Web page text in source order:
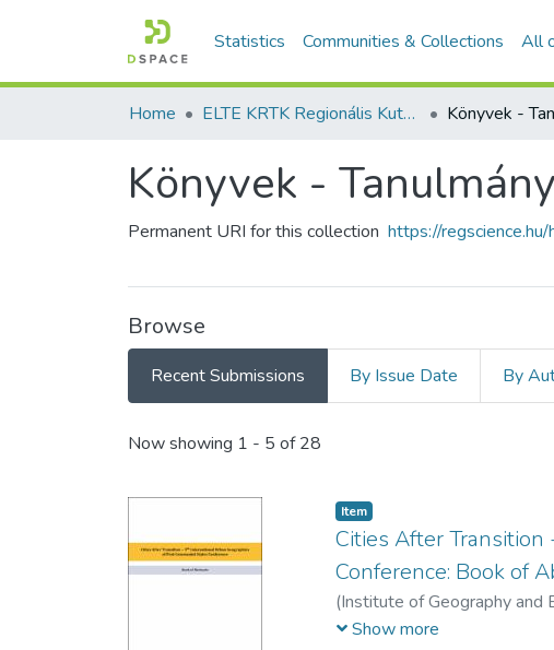
Statistics Communities & Collections All
Home ELTE KRTK Regionális Kutatások Intézete
Könyvek -
Permanent URI for this collection https://
Browse
Recent Submissions By Issue Date By
Recent Submissions
Now showing 1 - 5 of 28
Item
Cities After
Conference: Book of
(Institute of Geography and
Gentile, Michael (szerk.)
Show more